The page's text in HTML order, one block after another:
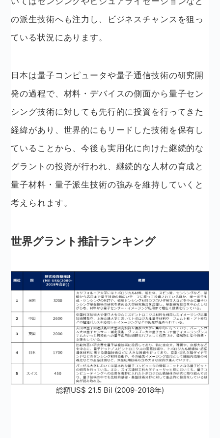
の派生技術へも注力し、ビジネスチャンスを狙っ
ている状況にあります。
日本は量子コンピュータや量子通信技術の研究開
発の過程で、材料・デバイスの側面から量子セン
シング技術に対しても先行的に投資を行ってきた
経緯があり、世界的にもリードした技術を保有し
ていることから、今後も実用化に向けた継続的な
グラントの投資が行われ、継続的な人材の育成と
量子材料・量子派生技術の強みを維持していくと
考えられます。
世界グラント推計ランキング
総額US$ 21.5 Bil (2009-2018年)